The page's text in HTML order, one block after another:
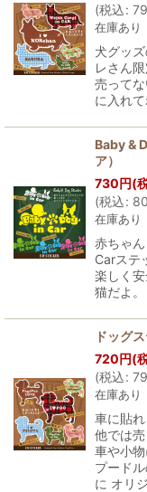
(税込:
在庫あり
犬グッ
レさん
売って
に入れ
Baby &
ア）
730円(
(税込:
在庫あり
赤ちゃ
Carステ
楽しく
猫だよ
ドッグ
720円(
(税込:
在庫あり
車に貼
他では
車や小
プード
に オリ